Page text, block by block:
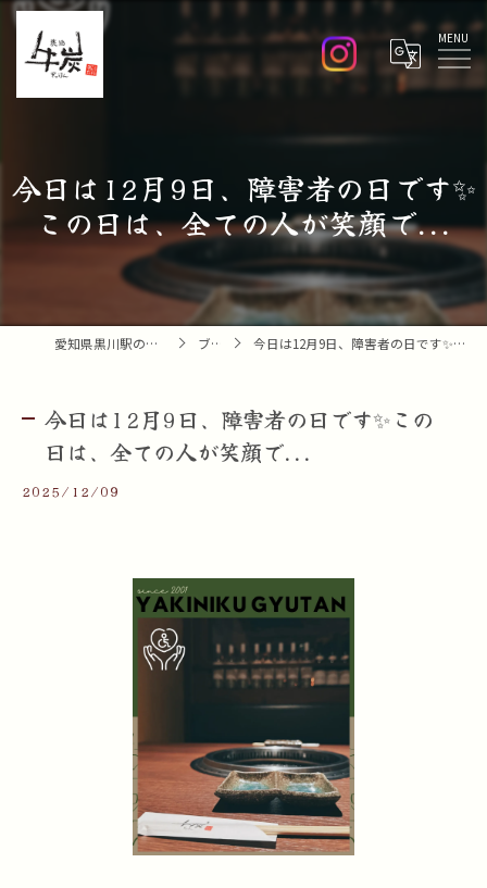
Menu
今日は12月9日、障害者の日です✨
この日は、全ての人が笑顔で...
愛知県黒川駅の焼肉なら焼肉 牛炭 ブログ 今日は12月9日、障害者の日です✨この日は、全ての人が笑顔で...
今日は12月9日、障害者の日です✨この
日は、全ての人が笑顔で...
2025/12/09